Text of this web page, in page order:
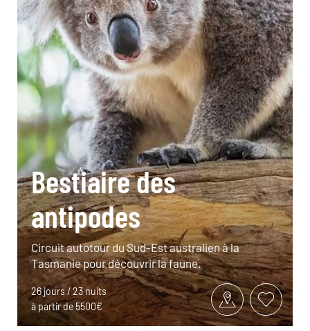
Bestiaire des
antipodes
Circuit autotour du Sud-Est australien à la
Tasmanie pour découvrir la faune.
26 jours / 23 nuits
à partir de 5500€